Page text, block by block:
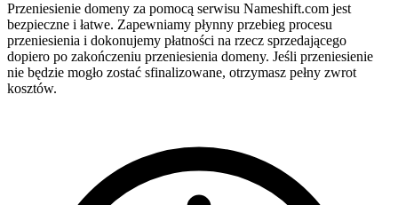
Przeniesienie domeny za pomocą serwisu Nameshift.com jest
bezpieczne i łatwe. Zapewniamy płynny przebieg procesu
przeniesienia i dokonujemy płatności na rzecz sprzedającego
dopiero po zakończeniu przeniesienia domeny. Jeśli przeniesienie
nie będzie mogło zostać sfinalizowane, otrzymasz pełny zwrot
kosztów.